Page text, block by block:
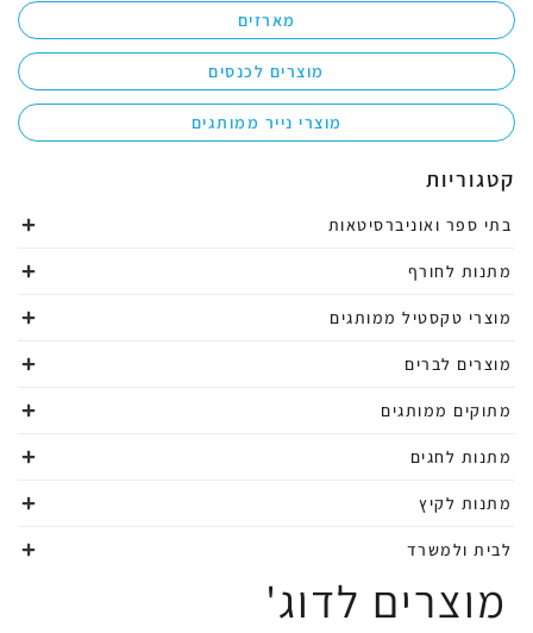
מארזים
מוצרים לכנסים
מוצרי נייר ממותגים
קטגוריות
בתי ספר ואוניברסיטאות
מתנות לחורף
מוצרי טקסטיל ממותגים
מוצרים לברים
מתוקים ממותגים
מתנות לחגים
מתנות לקיץ
לבית ולמשרד
מוצרים לדוג'